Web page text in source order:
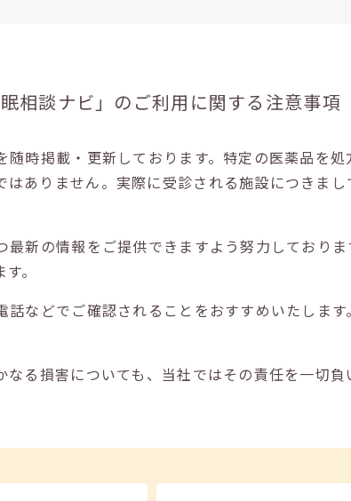
眠相談ナビ」の ご利用に関する注意事項
随時掲載・更新しております。特定の医薬品を
はありません。実際に受診される施設につきま
最新の情報をご提供できますよう努力しており
。
話などでご確認されることをおすすめいたしま
なる損害についても、当社ではその責任を一切